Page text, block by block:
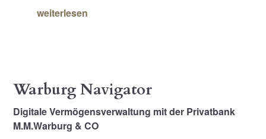
weiterlesen
Warburg Navigator
Digitale Vermögensverwaltung mit der Privatbank
M.M.Warburg & CO